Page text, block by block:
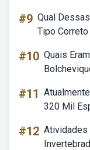
#9 Qual
Tipo
#10 Quais
#11
320 Mil
#12 Atividades